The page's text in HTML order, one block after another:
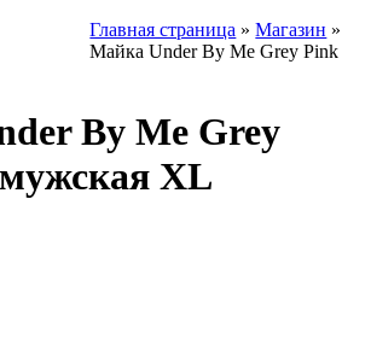
Главная страница »Магазин »
Майка Under By Me Grey Pink
By Me Grey
XL